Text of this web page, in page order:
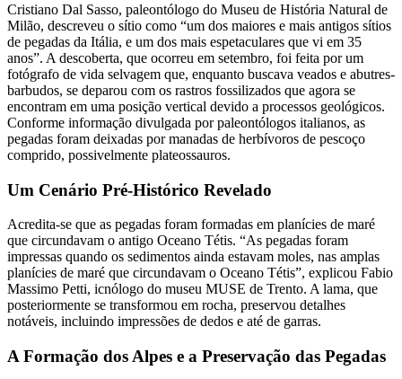
Cristiano Dal Sasso, paleontólogo do Museu de História Natural de
Milão, descreveu o sítio como “um dos maiores e mais antigos sítios
de pegadas da Itália, e um dos mais espetaculares que vi em 35
anos”. A descoberta, que ocorreu em setembro, foi feita por um
fotógrafo de vida selvagem que, enquanto buscava veados e abutres-
barbudos, se deparou com os rastros fossilizados que agora se
encontram em uma posição vertical devido a processos geológicos.
Conforme informação divulgada por paleontólogos italianos, as
pegadas foram deixadas por manadas de herbívoros de pescoço
comprido, possivelmente plateossauros.
Um Cenário Pré-Histórico Revelado
Acredita-se que as pegadas foram formadas em planícies de maré
que circundavam o antigo Oceano Tétis. “As pegadas foram
impressas quando os sedimentos ainda estavam moles, nas amplas
planícies de maré que circundavam o Oceano Tétis”, explicou Fabio
Massimo Petti, icnólogo do museu MUSE de Trento. A lama, que
posteriormente se transformou em rocha, preservou detalhes
notáveis, incluindo impressões de dedos e até de garras.
A Formação dos Alpes e a Preservação das Pegadas